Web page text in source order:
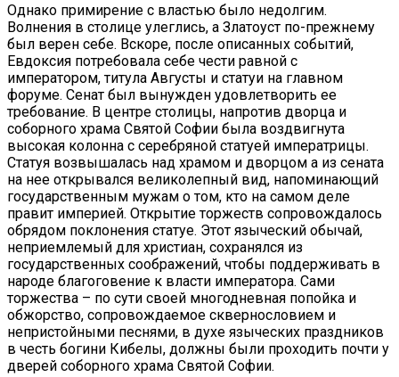
Однако примирение с властью было недолгим.
Волнения в столице улеглись, а Златоуст по-прежнему
был верен себе. Вскоре, после описанных событий,
Евдоксия потребовала себе чести равной с
императором, титула Августы и статуи на главном
форуме. Сенат был вынужден удовлетворить ее
требование. В центре столицы, напротив дворца и
соборного храма Святой Софии была воздвигнута
высокая колонна с серебряной статуей императрицы.
Статуя возвышалась над храмом и дворцом а из сената
на нее открывался великолепный вид, напоминающий
государственным мужам о том, кто на самом деле
правит империей. Открытие торжеств сопровождалось
обрядом поклонения статуе. Этот языческий обычай,
неприемлемый для христиан, сохранялся из
государственных соображений, чтобы поддерживать в
народе благоговение к власти императора. Сами
торжества – по сути своей многодневная попойка и
обжорство, сопровождаемое сквернословием и
непристойными песнями, в духе языческих праздников
в честь богини Кибелы, должны были проходить почти у
дверей соборного храма Святой Софии.